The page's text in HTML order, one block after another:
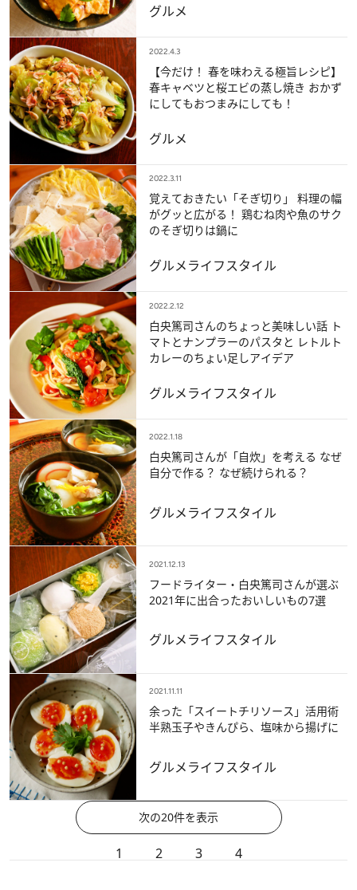
グルメ
2022.4.3
【今だけ！ 春を味わえる極旨レシピ】
春キャベツと桜エビの蒸し焼き おかず
にしてもおつまみにしても！
グルメ
2022.3.11
覚えておきたい「そぎ切り」 料理の幅
がグッと広がる！ 鶏むね肉や魚のサク
のそぎ切りは鍋に
グルメライフスタイル
2022.2.12
白央篤司さんのちょっと美味しい話 ト
マトとナンプラーのパスタと レトルト
カレーのちょい足しアイデア
グルメライフスタイル
2022.1.18
白央篤司さんが「自炊」を考える なぜ
自分で作る？ なぜ続けられる？
グルメライフスタイル
2021.12.13
フードライター・白央篤司さんが選ぶ
2021年に出合ったおいしいもの7選
グルメライフスタイル
2021.11.11
余った「スイートチリソース」活用術
半熟玉子やきんぴら、塩味から揚げに
グルメライフスタイル
次の20件を表示
1 2 3 4